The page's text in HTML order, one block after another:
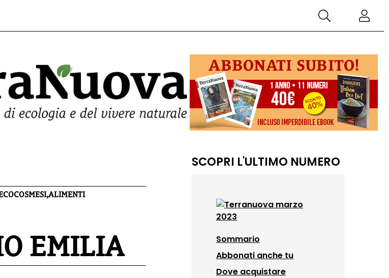
EMILIA
SCOPRI L'ULTIMO NUMERO
Sommario
Abbonati anche tu
Dove acquistare